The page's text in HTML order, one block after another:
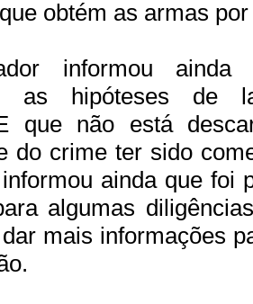
obtém as armas
informou
as hipóteses de
que não está
do crime ter sido
ainda que foi
algumas
mais informações